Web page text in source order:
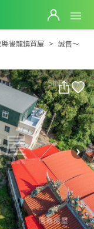
～後龍火車站附近土地
後龍鎮買屋
誠售～